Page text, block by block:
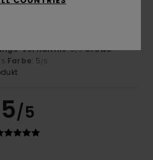
Verhältnis: 5/5 Größe:
Farbe: 5 /5
5/5